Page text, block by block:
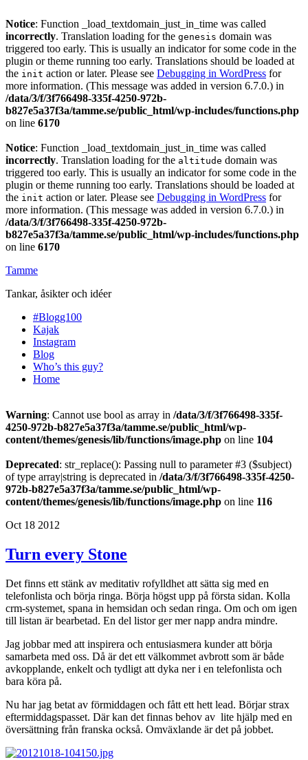
Notice: Function _load_textdomain_just_in_time was called
incorrectly. Translation loading for the genesis domain was
triggered too early. This is usually an indicator for some code in the
plugin or theme running too early. Translations should be loaded at
the init action or later. Please see Debugging in WordPress for
more information. (This message was added in version 6.7.0.) in
/data/3/f/3f766498-335f-4250-972b-
b827e5a37f3a/tamme.se/public_html/wp-includes/functions.php
on line 6170
Notice: Function _load_textdomain_just_in_time was called
incorrectly. Translation loading for the altitude domain was
triggered too early. This is usually an indicator for some code in the
plugin or theme running too early. Translations should be loaded at
the init action or later. Please see Debugging in WordPress for
more information. (This message was added in version 6.7.0.) in
/data/3/f/3f766498-335f-4250-972b-
b827e5a37f3a/tamme.se/public_html/wp-includes/functions.php
on line 6170
Tamme
Tankar, åsikter och idéer
#Blogg100
Kajak
Instagram
Blog
Who’s this guy?
Home
Warning: Cannot use bool as array in /data/3/f/3f766498-335f-
4250-972b-b827e5a37f3a/tamme.se/public_html/wp-
content/themes/genesis/lib/functions/image.php on line 104
Deprecated: str_replace(): Passing null to parameter #3 ($subject)
of type array|string is deprecated in /data/3/f/3f766498-335f-4250-
972b-b827e5a37f3a/tamme.se/public_html/wp-
content/themes/genesis/lib/functions/image.php on line 116
Oct 18 2012
Turn every Stone
Det finns ett stänk av meditativ rofylldhet att sätta sig med en
telefonlista och börja ringa. Börja högst upp på första sidan. Kolla
crm-systemet, spana in hemsidan och sedan ringa. Om och om igen
till listan är bearbetad. En del listor ger mer napp andra mindre.
Jag jobbar med att inspirera och entusiasmera kunder att börja
samarbeta med oss. Då är det ett välkommet avbrott som är både
avkopplande, enkelt och tydligt att dyka ner i en telefonlista och
bara köra på.
Nu har jag betat av förmiddagen och fått ett hett lead. Börjar strax
eftermiddagspasset. Där kan det finnas behov av lite hjälp med en
översättning från franska också. Omväxlande är det på jobbet.